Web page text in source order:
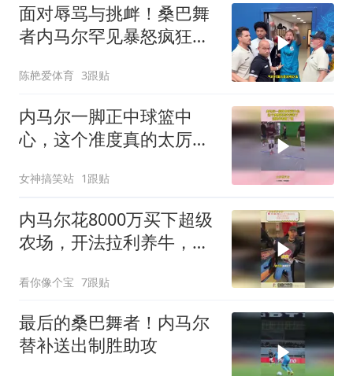
面对辱骂与挑衅！桑巴舞
者内马尔罕见暴怒疯狂怒
陈赩爱体育 3跟贴
内马尔一脚正中球篮中
心，这个准度真的太厉害
女神搞笑站 1跟贴
内马尔花8000万买下超级
农场，开法拉利养牛，巨
看你像个宝 7跟贴
最后的桑巴舞者！内马尔
替补送出制胜助攻